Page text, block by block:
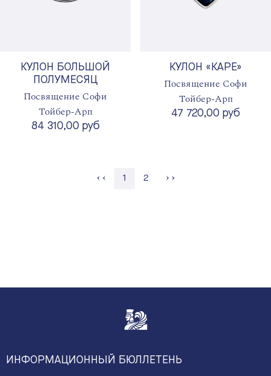
КУЛОН БОЛЬШОЙ
ПОЛУМЕСЯЦ
Посвящение Софи
Тойбер-Арп
84 310,00 руб
КУЛОН «КАРЕ»
Посвящение Софи
Тойбер-Арп
47 720,00 руб
1 Страница
2
ИНФОРМАЦИОННЫЙ БЮЛЛЕТЕНЬ